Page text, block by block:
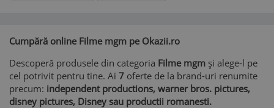
Cumpără online Filme mgm pe Okazii.ro
Descoperă produsele din categoria Filme mgm și alege-l pe
cel potrivit pentru tine. Ai 7 oferte de la brand-uri renumite
precum: independent productions, warner bros. pictures,
disney pictures, Disney sau productii romanesti.